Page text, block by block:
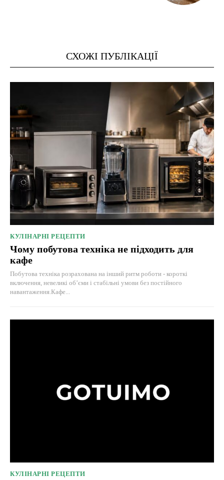
СХОЖІ ПУБЛІКАЦІЇ
КУЛІНАРНІ РЕЦЕПТИ
Чому побутова техніка не підходить для
кафе
Побутова техніка розрахована на інший ритм роботи - короткі
включення, невеликі об’єми і стабільні умови без постійного
навантаження.Кафе...
КУЛІНАРНІ РЕЦЕПТИ